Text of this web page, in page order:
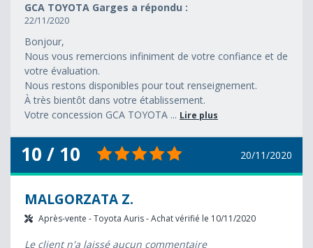
GCA TOYOTA Garges a répondu :
22/11/2020
Bonjour,
Nous vous remercions infiniment de votre confiance et de
votre évaluation.
Nous restons disponibles pour tout renseignement.
À très bientôt dans votre établissement.
Votre concession GCA TOYOTA ... Lire plus
10 / 10 20/11/2020
MALGORZATA Z.
Après-vente - Toyota Auris - Achat vérifié le 10/11/2020
Le client n'a laissé aucun commentaire